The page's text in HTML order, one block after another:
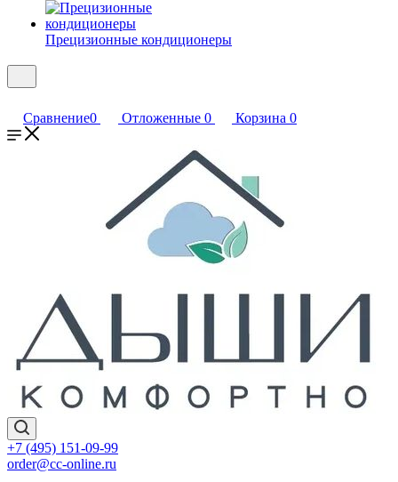
Прецизионные кондиционеры
Сравнение0 Отложенные 0 Корзина 0
+7 (495) 151-09-99
order@cc-online.ru